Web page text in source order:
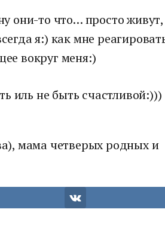
они-то что… просто живут,
я:) как мне
вокруг меня:)
иль не быть счастливой:)))
мама четверых родных и